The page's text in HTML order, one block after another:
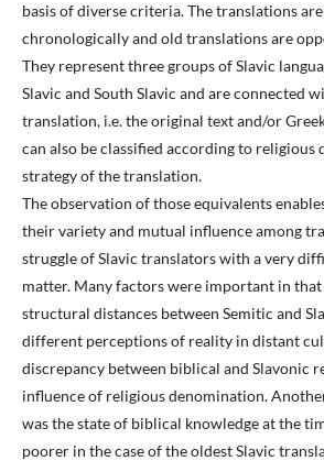
basis of diverse criteria. The translations
chronologically and old translations are
They represent three groups of Slavic
Slavic and South Slavic and are connected
translation, i.e. the original text and/or
can also be classified according to religious
strategy of the translation.
The observation of those equivalents
their variety and mutual influence among
struggle of Slavic translators with a very
matter. Many factors were important in that
structural distances between Semitic and
different perceptions of reality in distant
discrepancy between biblical and Slavonic
influence of religious denomination.
was the state of biblical knowledge at the
poorer in the case of the oldest Slavic